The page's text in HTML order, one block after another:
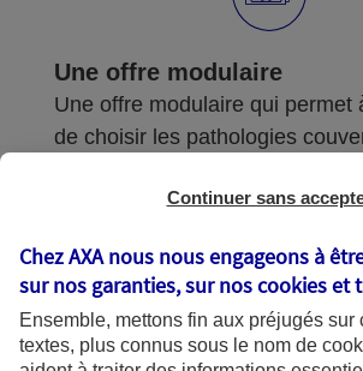
Une offre modulaire
Une offre modulaire qui permet
de choisir les pathologies
(le salarié ou le salarié et ses
Continuer sans
Chez AXA nous nous engageons à
sur nos garanties, sur noscookies et
Ensemble, mettons fin aux préjugés sur
textes, plus connus sous le nom de